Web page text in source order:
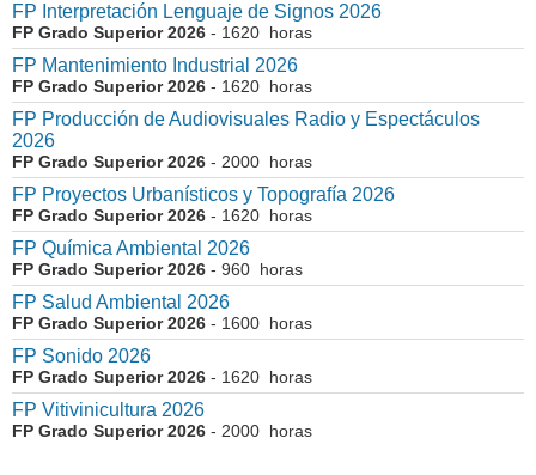
FP Interpretación Lenguaje de Signos 2026
FP Grado Superior 2026 - 1620 horas
FP Mantenimiento Industrial 2026
FP Grado Superior 2026 - 1620 horas
FP Producción de Audiovisuales Radio y Espectáculos
2026
FP Grado Superior 2026 - 2000 horas
FP Proyectos Urbanísticos y Topografía 2026
FP Grado Superior 2026 - 1620 horas
FP Química Ambiental 2026
FP Grado Superior 2026 - 960 horas
FP Salud Ambiental 2026
FP Grado Superior 2026 - 1600 horas
FP Sonido 2026
FP Grado Superior 2026 - 1620 horas
FP Vitivinicultura 2026
FP Grado Superior 2026 - 2000 horas